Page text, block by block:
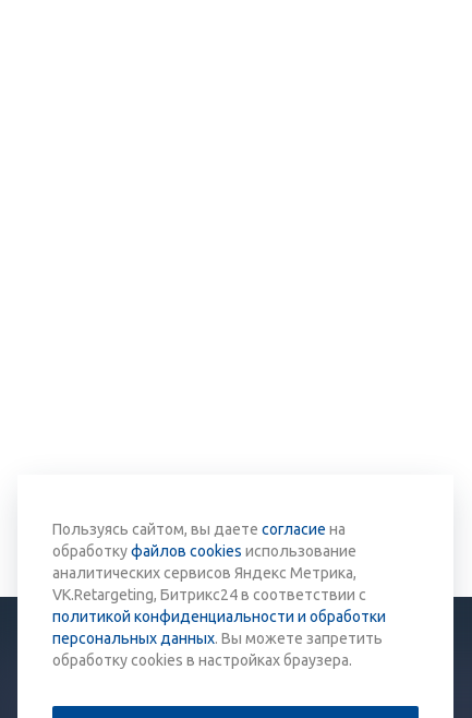
Вернуться к списку
Пользуясь сайтом, вы даете согласие на
обработкуфайлов cookies использование
аналитических сервисов Яндекс Метрика,
VK.Retargeting, Битрикс24 в соответствии с
политикой конфиденциальности и обработки
персональных данных. Вы можете запретить
обработку cookies в настройках браузера.